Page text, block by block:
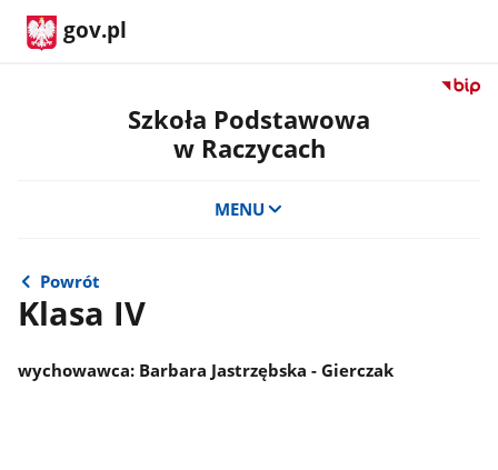
gov.pl
Przejdź
Szkoła Podstawowa
w Raczycach
MENU
Powrót
Klasa IV
wychowawca: Barbara Jastrzębska - Gierczak